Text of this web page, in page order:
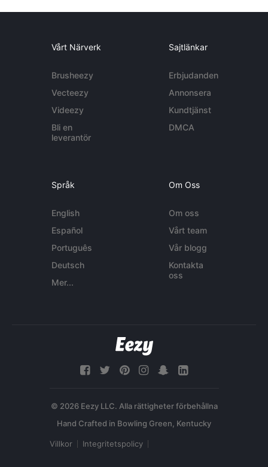
Vårt Närverk
Brusheezy
Vecteezy
Videezy
Bli en
leverantör
Sajtlänkar
Erbjudanden
Annonsera
Kundtjänst
DMCA
Språk
English
Español
Português
Deutsch
Mer...
Om Oss
Om oss
Vårt team
Vår blogg
Kontakta
oss
© 2026 Eezy LLC. Alla rättigheter förbehållna
Villkor Integritetspolicy